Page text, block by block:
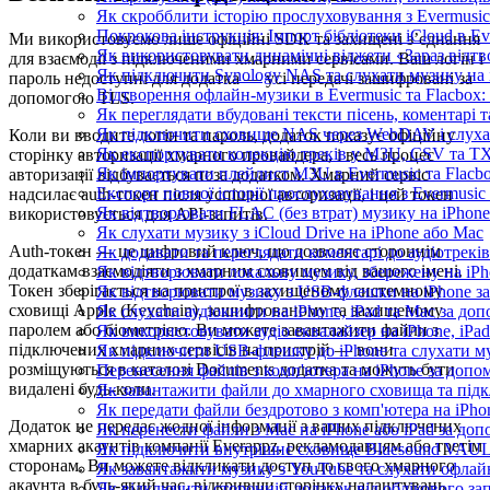
Як скробблити історію прослуховування з
Покрокова інструкція: Імпорт бібліотеки iCloud в
Як використовувати динамічні віджети «Зараз
Як підключити Synology NAS та слухати музику на
Відтворення офлайн-музики в Evermusic та Flacbox:
Як переглядати вбудовані тексти пісень,
Як підключити сховище NAS через WebDAV і
Як експортувати колекцію треків у M3U, CSV та
Як імпортувати плейлист M3U в Evermusic та
Експорт повної історії прослуховування з
Як відтворювати FLAC (без втрат) музику на iPhone
Як слухати музику з iCloud Drive на iPhone або Mac
Як додавати та переглядати коментарі до
Як відтворювати локальну музику, збережену на
Як відтворювати музику з USB-флешки на iPhone
Як слухати аудіокниги на iPhone, iPad та Mac за
Як використовувати аудіо еквалайзер на iPhone,
Як підключити USB-флешку до iPhone та слухати
Перенесення файлів з комп'ютера на iPhone за
Як завантажити файли до хмарного сховища та
Як передати файли бездротово з комп'ютера на
Як перенести файли з Mac на iPhone або iPad за
Як підключити внутрішнє сховище Bluesound
Як завантажити музику з YouTube та слухати
Ми використовуємо лише офіційні SDK та захищені з’єднання
для взаємодії з підключеними хмарними сервісами. Ваш логін і
пароль недоступні для додатка — усі передачі зашифровані за
допомогою TLS.
Коли ви вводите логін та пароль, додаток показує офіційну
сторінку авторизації хмарного провайдера, і весь процес
авторизації відбувається поза додатком. Хмарний сервіс
надсилає auth-токен після успішної авторизації, і цей токен
використовується для API-запитів.
Auth-токен — це цифровий ключ, що дозволяє стороннім
додаткам взаємодіяти з хмарним сховищем від вашого імені.
Токен зберігається на пристрої в захищеному системному
сховищі Apple (Keychain), зашифрованому та захищеному
паролем або біометрією. Ви можете завантажити файли з
підключених хмарних сервісів на пристрій — вони
розміщуються в каталозі Documents додатка та можуть бути
видалені будь-коли.
Додаток не передає жодної інформації з ваших підключених
хмарних акаунтів компанії Everappz, рекламодавцям або третім
сторонам. Ви можете відкликати доступ до свого хмарного
акаунта в будь-який час, відкривши сторінку налаштувань